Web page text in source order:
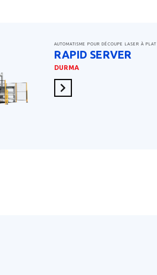
AUTOMATISME POUR DÉCOUPE LASER À PLAT
RAPID SERVER
DURMA
En savoir plus